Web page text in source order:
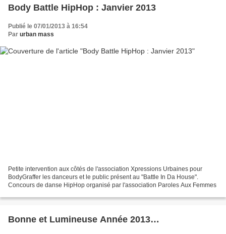
Body Battle HipHop : Janvier 2013
Publié le 07/01/2013 à 16:54
Par urban mass
Petite intervention aux côtés de l'association Xpressions Urbaines pour
BodyGraffer les danceurs et le public présent au "Battle In Da House".
Concours de danse HipHop organisé par l'association Paroles Aux Femmes
Bonne et Lumineuse Année 2013…